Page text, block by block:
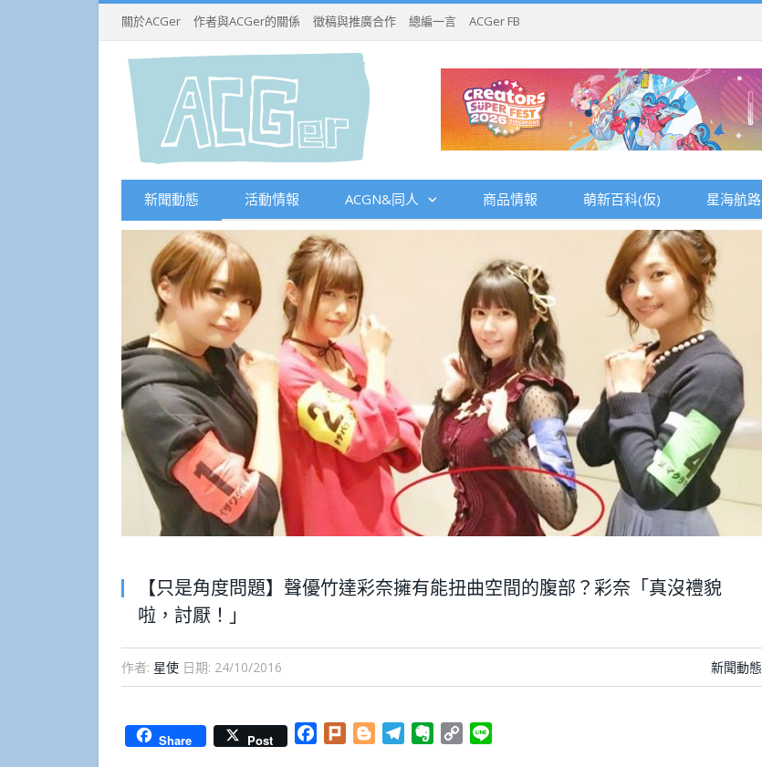
關於ACGer 作者與ACGer的關係 徵稿與推廣合作 總編一言 ACGer FB
新聞動態 活動情報 ACGN&同人 商品情報 萌新百科(仮) 星海航路
【只是角度問題】聲優竹達彩奈擁有能扭曲空間的腹部？彩奈「真沒禮貌
啦，討厭！」
作者: 星使 日期: 24/10/2016 新聞動態
Share Post Facebook
Plurk BloggerTelegramEvernote
Copy